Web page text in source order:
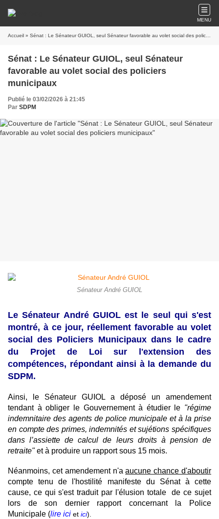
MENU
Accueil » Sénat : Le Sénateur GUIOL, seul Sénateur favorable au volet social des policiers municipaux
Sénat : Le Sénateur GUIOL, seul Sénateur
favorable au volet social des policiers
municipaux
Publié le 03/02/2026 à 21:45
Par SDPM
Sénateur André GUIOL
Le Sénateur André GUIOL est le seul qui s'est
montré, à ce jour, réellement favorable au volet
social des Policiers Municipaux dans le cadre
du Projet de Loi sur l'extension des
compétences, répondant ainsi à la demande du
SDPM.
Ainsi, le Sénateur GUIOL a déposé un amendement
tendant à obliger le Gouvernement à étudier le "régime
indemnitaire des agents de police municipale et à la prise
en compte des primes, indemnités et sujétions spécifiques
dans l’assiette de calcul de leurs droits à pension de
retraite"et à produire un rapport sous 15 mois.
Néanmoins, cet amendement n'aaucune chance d'aboutir
compte tenu de l'hostilité manifeste du Sénat à cette
cause, ce qui s'est traduit par l'élusion totale de ce sujet
lors de son dernier rapport concernant la Police
Municipale (lire ici et ici).